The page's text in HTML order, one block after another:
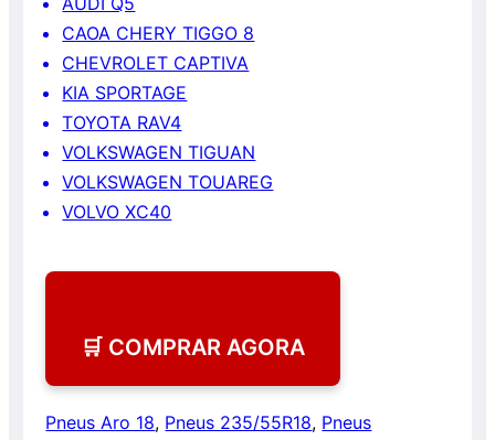
CAOA CHERY TIGGO 8
CHEVROLET CAPTIVA
KIA SPORTAGE
TOYOTA RAV4
VOLKSWAGEN TIGUAN
VOLKSWAGEN TOUAREG
VOLVO XC40
🛒 COMPRAR AGORA
Pneus Aro 18, Pneus 235/55R18, Pneus